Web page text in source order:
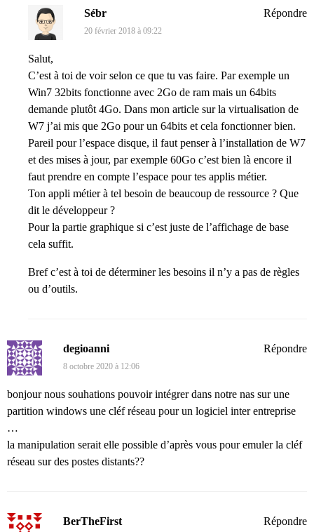
Sébr
20 février 2018 à 09:22
Salut,
C’est à toi de voir selon ce que tu vas faire. Par exemple un
Win7 32bits fonctionne avec 2Go de ram mais un 64bits
demande plutôt 4Go. Dans mon article sur la virtualisation de
W7 j’ai mis que 2Go pour un 64bits et cela fonctionner bien.
Pareil pour l’espace disque, il faut penser à l’installation de W7
et des mises à jour, par exemple 60Go c’est bien là encore il
faut prendre en compte l’espace pour tes applis métier.
Ton appli métier à tel besoin de beaucoup de ressource ? Que
dit le développeur ?
Pour la partie graphique si c’est juste de l’affichage de base
cela suffit.
Bref c’est à toi de déterminer les besoins il n’y a pas de règles
ou d’outils.
Répondre
degioanni
8 octobre 2020 à 12:06
bonjour nous souhations pouvoir intégrer dans notre nas sur une
partition windows une cléf réseau pour un logiciel inter entreprise
…
la manipulation serait elle possible d’après vous pour emuler la cléf
réseau sur des postes distants??
Répondre
BerTheFirst Répondre